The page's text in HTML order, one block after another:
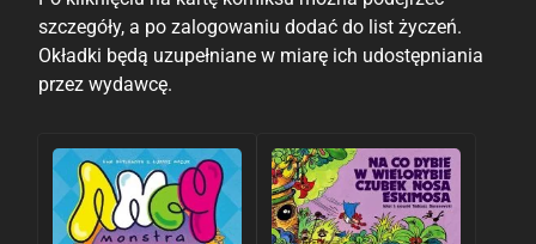
szczegóły, a po zalogowaniu dodać do list życzeń.
Okładki będą uzupełniane w miarę ich udostępniania
przez wydawcę.